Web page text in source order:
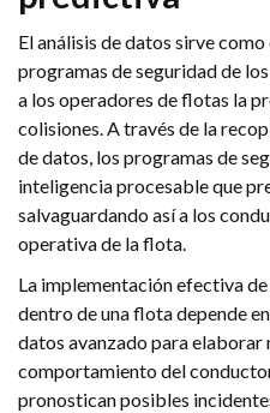
El análisis de datos sirve
programas de seguridad de
a los operadores de flotas la
colisiones. A través de la
de datos, los programas de
inteligencia procesable que
salvaguardando así a los
operativa de la flota.
La implementación efectiva
dentro de una flota depende
datos avanzado para
comportamiento del
pronostican posibles